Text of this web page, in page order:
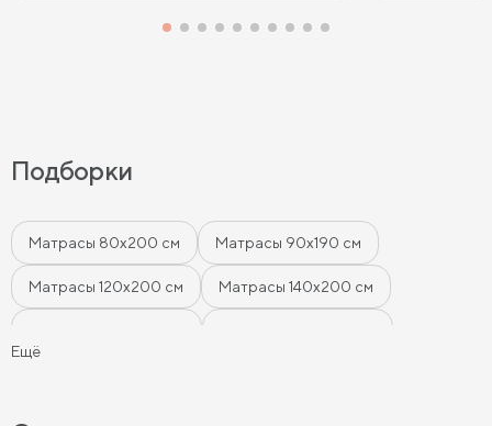
Подборки
Матрасы 80х200 см Матрасы 90х190 см
Матрасы 120х200 см Матрасы 140х200 см
Ещё